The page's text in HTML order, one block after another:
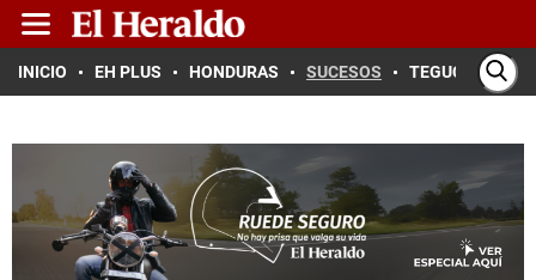
INICIO EH PLUS HONDURAS SUCESOS TEGUCIGALPA